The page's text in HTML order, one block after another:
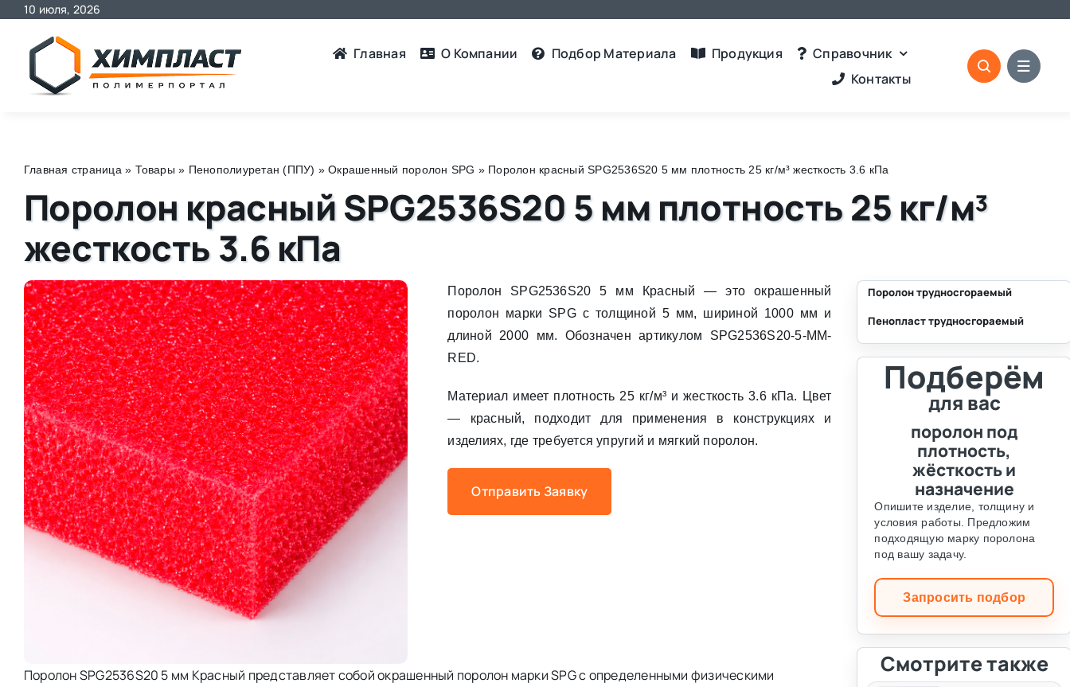
Skip
content
10 июля, 2026
Главная О Компании Подбор Материалa Продукция
Справочник
Контакты
Главная страница » Товары » Пенополиуретан (ППУ) »Окрашенный поролон SPG » Поролон красный SPG2536S20 5 мм плотность 25 кг/м³ жесткость 3.6 кПа
Поролон красный SPG2536S20 5 мм плотность 25 кг/м³
жесткость 3.6 кПа
Поролон SPG2536S20 5 мм Красный — это окрашенный
поролон марки SPG с толщиной 5 мм, шириной 1000 мм и
длиной 2000 мм. Обозначен артикулом SPG2536S20-5-MM-
RED.
Материал имеет плотность 25 кг/м³ и жесткость 3.6 кПа. Цвет
— красный, подходит для применения в конструкциях и
изделиях, где требуется упругий и мягкий поролон.
Отправить Заявку
Поролон SPG2536S20 5 мм Красный представляет собой окрашенный поролон марки SPG с определенными физическими
Поролон трудносгораемый
Пенопласт трудносгораемый
Подберём
для вас
поролон под
плотность,
жёсткость и
назначение
Опишите изделие, толщину и
условия работы. Предложим
подходящую марку поролона
под вашу задачу.
Запросить подбор
Смотрите также